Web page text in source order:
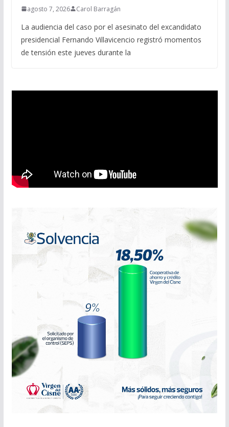
agosto 7, 2026 Carol Barragán
La audiencia del caso por el asesinato del excandidato
presidencial Fernando Villavicencio registró momentos
de tensión este jueves durante la